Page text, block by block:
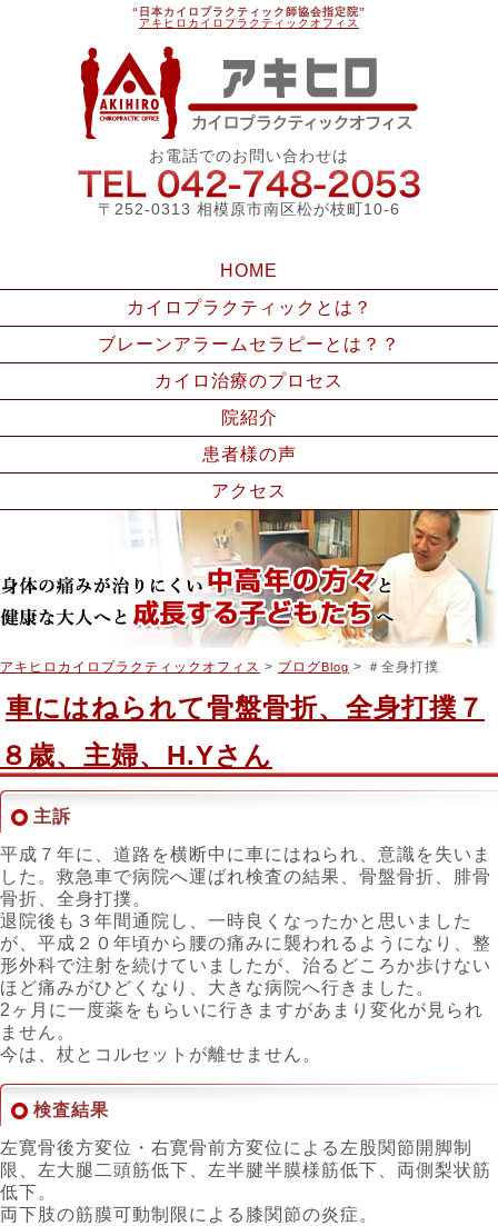
“日本カイロプラクティック師協会指定院”
アキヒロカイロプラクティックオフィス
お電話でのお問い合わせは
〒252-0313 相模原市南区松が枝町10-6
HOME
カイロプラクティックとは？
ブレーンアラームセラピーとは？？
カイロ治療のプロセス
院紹介
患者様の声
アクセス
アキヒロカイロプラクティックオフィス > ブログ Blog > ＃全身打撲
車にはねられて骨盤骨折、全身打撲７
８歳、主婦、H.Yさん
主訴
平成７年に、道路を横断中に車にはねられ、意識を失いま
した。救急車で病院へ運ばれ検査の結果、骨盤骨折、腓骨
骨折、全身打撲。
退院後も３年間通院し、一時良くなったかと思いました
が、平成２０年頃から腰の痛みに襲われるようになり、整
形外科で注射を続けていましたが、治るどころか歩けない
ほど痛みがひどくなり、大きな病院へ行きました。
2ヶ月に一度薬をもらいに行きますがあまり変化が見られ
ません。
今は、杖とコルセットが離せません。
検査結果
左寛骨後方変位・右寛骨前方変位による左股関節開脚制
限、左大腿二頭筋低下、左半腱半膜様筋低下、両側梨状筋
低下。
両下肢の筋膜可動制限による膝関節の炎症。